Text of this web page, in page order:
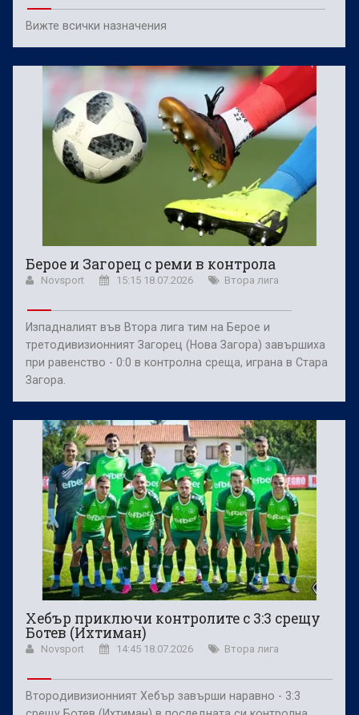
Вижте всички назначения
Берое и Загорец с реми в контрола
Novsport 15:15 18.07.2026 Втора лига
Изпадналият във Втора лига тим на Берое и
третодивизионният Загорец (Нова Загора) завършиха
при равенство - 0:0 в контролна среща, играна в Стара
Загора.
Хебър приключи контролите с 3:3 срещу
Ботев (Ихтиман)
Novsport 14:45 18.07.2026 Втора лига
Втородивизионният Хебър завърши наравно - 3:3